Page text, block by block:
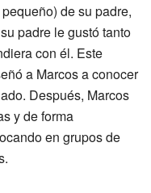
de su padre,
padre le gustó tanto
con él. Este
a Marcos a conocer
Después, Marcos
y de forma
en grupos de